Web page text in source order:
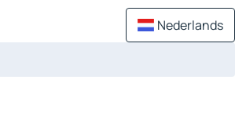
Nederlands